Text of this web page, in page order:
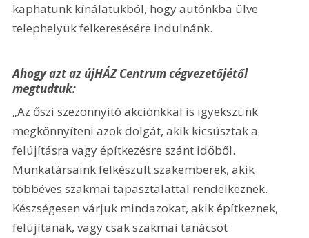
kaphatunk kínálatukból, hogy autónkba ülve
telephelyük felkeresésére indulnánk.
Ahogy azt az újHÁZ Centrum cégvezetőjétől
megtudtuk:
„Az őszi szezonnyitó akciónkkal is igyekszünk
megkönnyíteni azok dolgát, akik kicsúsztak a
felújításra vagy építkezésre szánt időből.
Munkatársaink felkészült szakemberek, akik
többéves szakmai tapasztalattal rendelkeznek.
Készségesen várjuk mindazokat, akik építkeznek,
felújítanak, vagy csak szakmai tanácsot